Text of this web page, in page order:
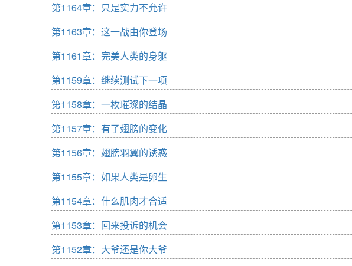
第1164章：只是实力不允许
第1163章：这一战由你登场
第1161章：完美人类的身躯
第1159章：继续测试下一项
第1158章：一枚璀璨的结晶
第1157章：有了翅膀的变化
第1156章：翅膀羽翼的诱惑
第1155章：如果人类是卵生
第1154章：什么肌肉才合适
第1153章：回来投诉的机会
第1152章：大爷还是你大爷